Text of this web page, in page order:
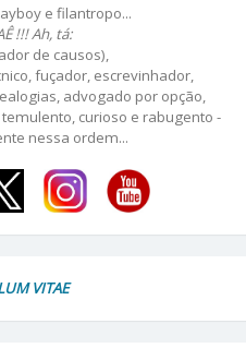
e filantropo...
!!! Ah, tá:
de causos),
fuçador, escrevinhador,
advogado por opção,
curioso e rabugento -
nessa ordem...
VITAE